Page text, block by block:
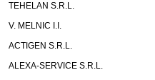
TEHELAN S.R.L.
V. MELNIC I.I.
ACTIGEN S.R.L.
ALEXA-SERVICE S.R.L.